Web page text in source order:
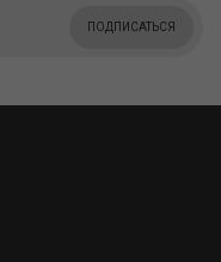
ПОДПИСАТЬСЯ